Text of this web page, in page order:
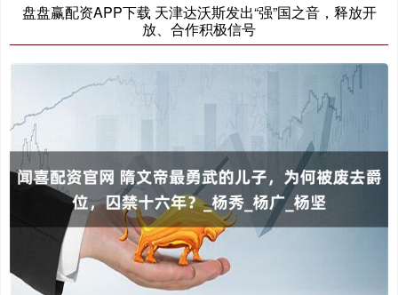
盘盘赢配资APP下载 天津达沃斯发出“强”国之音，释放开
放、合作积极信号